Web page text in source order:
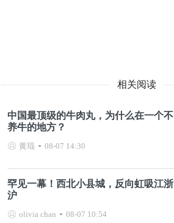
相关阅读
中国最顶级的牛肉丸，为什么在一个不
养牛的地方？
黄琨 08-07 14:30
罕见一幕！西北小县城，反向虹吸江浙
沪
olivia chan 08-07 10:54